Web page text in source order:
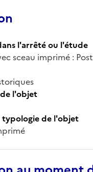
l'arrêté ou l'étude
sceau imprimé :
l'objet
typologie de l'objet